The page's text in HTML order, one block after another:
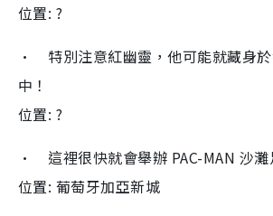
位置: ?
• 特別注意紅幽靈，他可能就藏身於
中！
位置: ?
• 這裡很快就會舉辦 PAC-MAN 沙灘
位置: 葡萄牙加亞新城